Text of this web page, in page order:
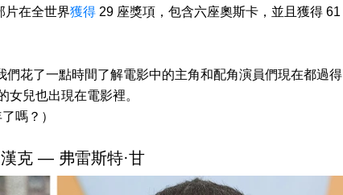
片在全世界獲得 29 座獎項，包含六座奧斯卡，並且獲得 61
花了一點時間了解電影中的主角和配角演員們現在都過得
女兒也出現在電影裡。
嗎？）
漢克 — 弗雷斯特·甘